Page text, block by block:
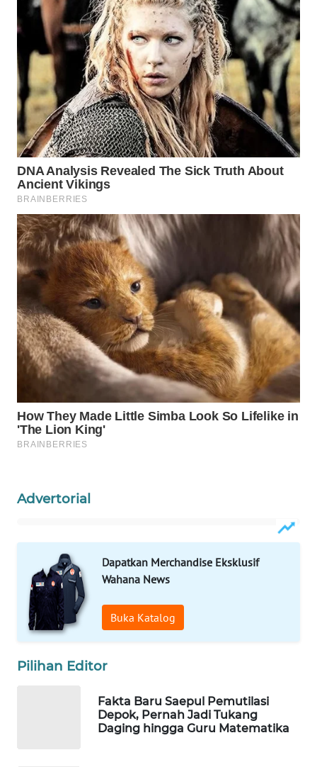
Advertorial
Dapatkan Merchandise Eksklusif
Wahana News
Buka Katalog
Pilihan Editor
Fakta Baru Saepul Pemutilasi
Depok, Pernah Jadi Tukang
Daging hingga Guru Matematika
ID
WAHANANEWS
CO ID
WAHANANEWS
NET
WAHANA
SPORT
WAHANA
UMKM
WAHANA
SELEB
WAHANA
PERSONA
WAHANA
OTOMOTIF
WAHANA
HEALTH
WISATA
WAHANA
Wahana
Network
KONSUMEN